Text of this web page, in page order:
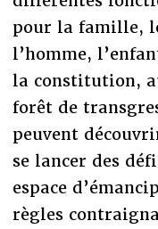
pour la famille,
l’homme,
la constitution,
forêt de
peuvent
se lancer des
espace
règles